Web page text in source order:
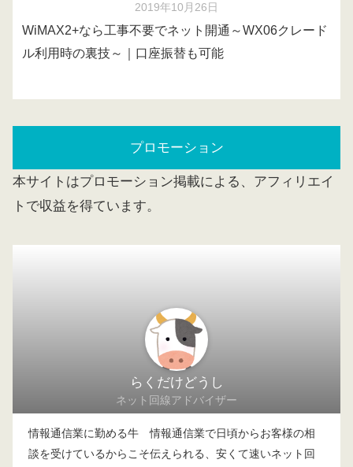
2019年10月26日
WiMAX2+なら工事不要でネット開通～WX06クレード
ル利用時の裏技～｜口座振替も可能
プロモーション
本サイトはプロモーション掲載による、アフィリエイ
トで収益を得ています。
らくだけどうし
ネット回線アドバイザー
情報通信業に勤める牛 情報通信業で日頃からお客様の相
談を受けているからこそ伝えられる、安くて速いネット回